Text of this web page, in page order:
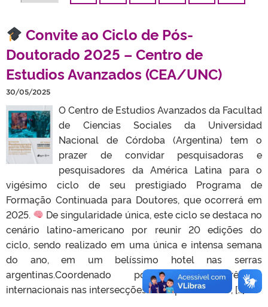
TELEFONES
Convite ao Ciclo de Pós-
Doutorado 2025 – Centro de
Estudios Avanzados (CEA/UNC)
30/05/2025
O Centro de Estudios Avanzados da Facultad
de Ciencias Sociales da Universidad
Nacional de Córdoba (Argentina) tem o
prazer de convidar pesquisadoras e
pesquisadores da América Latina para o
vigésimo ciclo de seu prestigiado Programa de
Formação Continuada para Doutores, que ocorrerá em
2025.
De singularidade única, este ciclo se destaca no
cenário latino-americano por reunir 20 edições do
ciclo, sendo realizado em uma única e intensa semana
do ano, em um belíssimo hotel nas serras
argentinas.Coordenado por três referências
internacionais nas intersecções entre pensamento, […]